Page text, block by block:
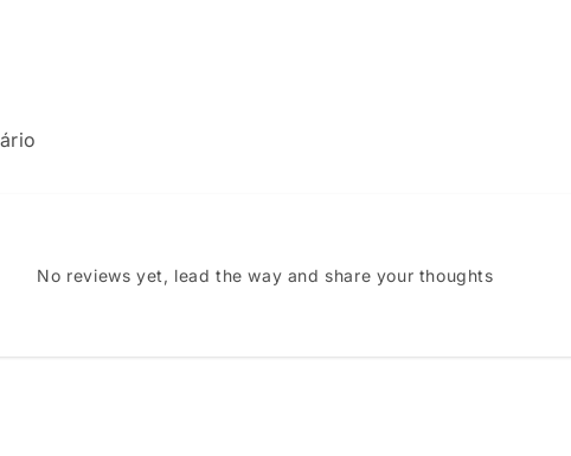
No reviews yet, lead the way and share your thoughts